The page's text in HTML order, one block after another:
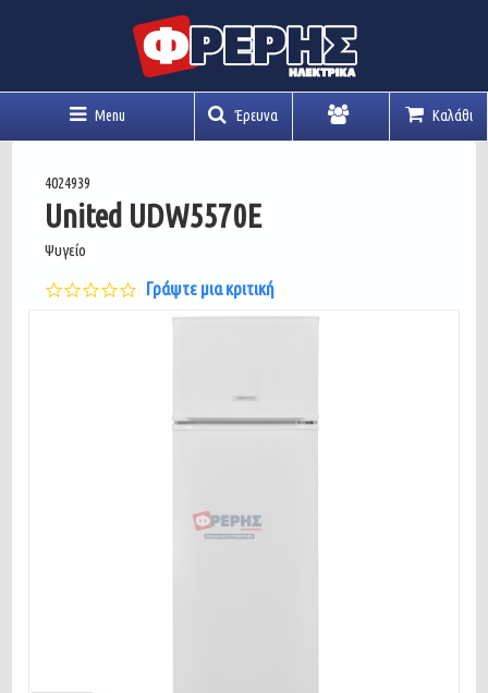
Menu Έρευνα Καλάθι
4024939
United UDW5570E
Ψυγείο
0.0
star
rating
Γράψτε μια κριτική